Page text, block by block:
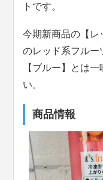
トです。
今期新商品の【レ
のレッド系フルー
【ブルー】とは
い。
商品情報